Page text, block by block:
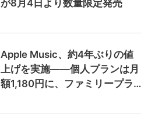
が8月4日より数量限定発売
Apple Music、約4年ぶりの値
上げを実施——個人プランは月
額1,180円に、ファミリープラ